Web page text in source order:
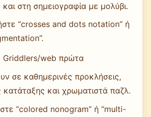
και στη σημειογραφία με μολύβι.
“crosses and dots notation” ή
Griddlers/web πρώτα
σε καθημερινές προκλήσεις,
κατάταξης και χρωματιστά παζλ.
“colored nonogram” ή “multi-